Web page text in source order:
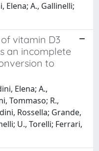
Elena; A., Gallinelli;
vitamin D3
an incomplete
to
Elena; A.,
Tommaso; R.,
Rossella; Grande,
U., Torelli; Ferrari,